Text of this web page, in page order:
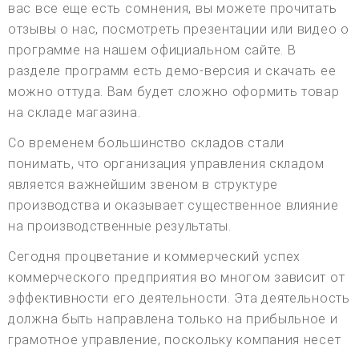
вас все еще есть сомнения, вы можете прочитать
отзывы о нас, посмотреть презентации или видео о
программе на нашем официальном сайте. В
разделе программ есть демо-версия и скачать ее
можно оттуда. Вам будет сложно оформить товар
на складе магазина.
Со временем большинство складов стали
понимать, что организация управления складом
является важнейшим звеном в структуре
производства и оказывает существенное влияние
на производственные результаты.
Сегодня процветание и коммерческий успех
коммерческого предприятия во многом зависит от
эффективности его деятельности. Эта деятельность
должна быть направлена только на прибыльное и
грамотное управление, поскольку компания несет